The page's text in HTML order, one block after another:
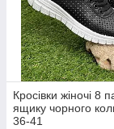
Кросівки жіночі 8
ящику чорного
36-41